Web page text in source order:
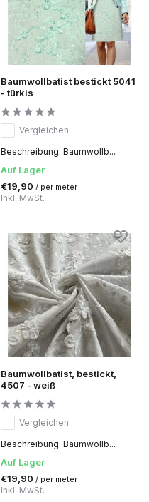
Baumwollbatist bestickt 5041
- türkis
Vergleichen
Beschreibung: Baumwollb...
Auf Lager
€19,90 / per meter
Inkl. MwSt.
Baumwollbatist, bestickt,
4507 - weiß
Vergleichen
Beschreibung: Baumwollb...
Auf Lager
€19,90 / per meter
Inkl. MwSt.